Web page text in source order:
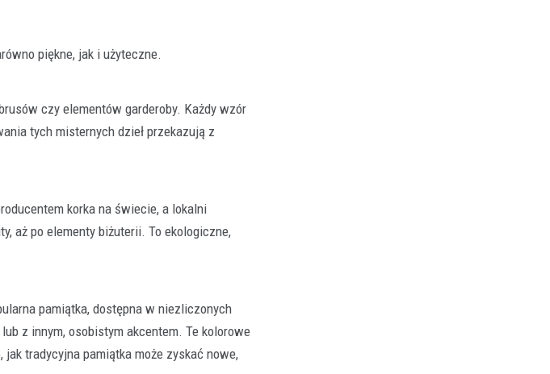
piękne, jak i użyteczne.
czy elementów garderoby. Każdy wzór
tych misternych dzieł przekazują z
korka na świecie, a lokalni
aż po elementy biżuterii. To ekologiczne,
pamiątka, dostępna w niezliczonych
z innym, osobistym akcentem. Te kolorowe
tradycyjna pamiątka może zyskać nowe,